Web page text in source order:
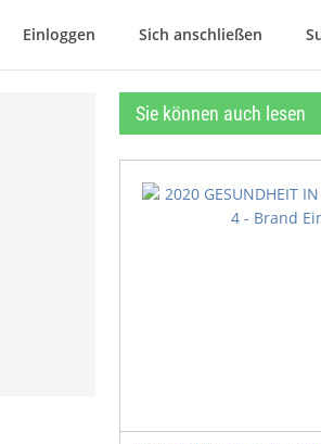
Einloggen Sich anschließen
Sie können auch lesen